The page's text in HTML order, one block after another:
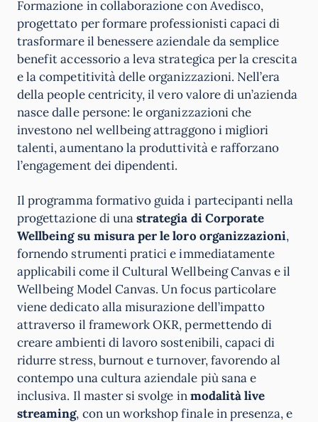
Formazione in collaborazione con Avedisco,
progettato per formare professionisti capaci di
trasformare il benessere aziendale da semplice
benefit accessorio a leva strategica per la crescita
e la competitività delle organizzazioni. Nell’era
della people centricity, il vero valore di un’azienda
nasce dalle persone: le organizzazioni che
investono nel wellbeing attraggono i migliori
talenti, aumentano la produttività e rafforzano
l’engagement dei dipendenti.
Il programma formativo guida i partecipanti nella
progettazione di unastrategia di Corporate
Wellbeing su misura per le loro organizzazioni,
fornendo strumenti pratici e immediatamente
applicabili come il Cultural Wellbeing Canvas e il
Wellbeing Model Canvas. Un focus particolare
viene dedicato alla misurazione dell’impatto
attraverso il framework OKR, permettendo di
creare ambienti di lavoro sostenibili, capaci di
ridurre stress, burnout e turnover, favorendo al
contempo una cultura aziendale più sana e
inclusiva. Il master si svolge inmodalità live
streaming, con un workshop finale in presenza, e